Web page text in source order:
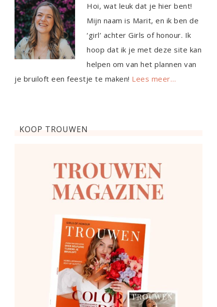
Hoi, wat leuk dat je hier bent!
Mijn naam is Marit, en ik ben de
‘girl’ achter Girls of honour. Ik
hoop dat ik je met deze site kan
helpen om van het plannen van
je bruiloft een feestje te maken! Lees meer…
KOOP TROUWEN